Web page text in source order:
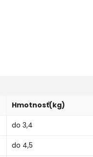
Hmotnosť(kg)
do 3,4
do 4,5